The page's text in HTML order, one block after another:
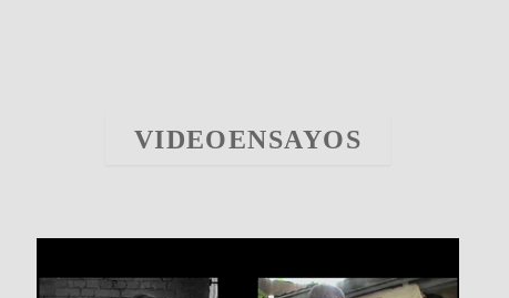
VIDEOENSAYOS